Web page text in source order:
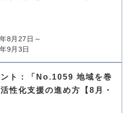
8月27日～
9月3日
ト：「No.1059 地域を巻
性化支援の進め方【8月・